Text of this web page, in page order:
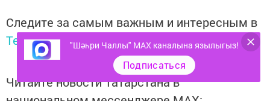
Следите за самым важным и интересным в
Telegram-канале Татмедиа
Читайте новости Татарстана в
"Шәһри Чаллы" MAX каналына язылыгыз!
Подписаться